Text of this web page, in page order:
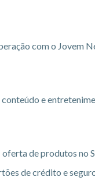
com o Jovem
e
de produtos no
de crédito e